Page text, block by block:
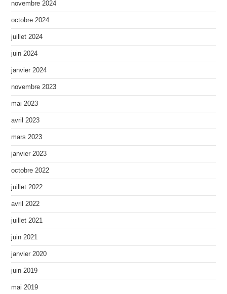
novembre 2024
octobre 2024
juillet 2024
juin 2024
janvier 2024
novembre 2023
mai 2023
avril 2023
mars 2023
janvier 2023
octobre 2022
juillet 2022
avril 2022
juillet 2021
juin 2021
janvier 2020
juin 2019
mai 2019